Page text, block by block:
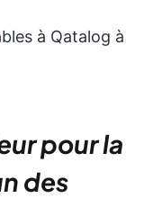
à Qatalog à
pour la
des